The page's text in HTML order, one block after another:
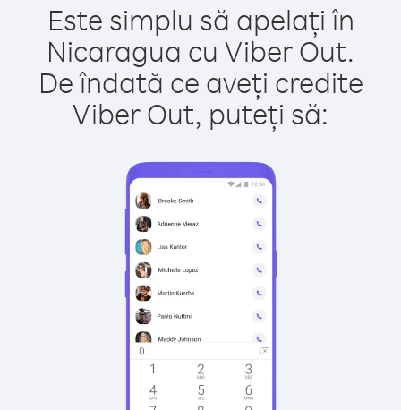
Este simplu să apelați în
Nicaragua cu Viber Out.
De îndată ce aveți credite
Viber Out, puteți să: